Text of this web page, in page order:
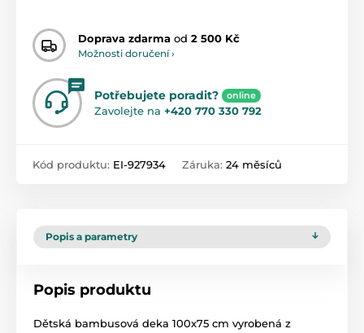
Doprava zdarma od 2 500 Kč
Možnosti doručení ›
Potřebujete poradit? online
Zavolejte na +420 770 330 792
Kód produktu: EI-927934 Záruka: 24 měsíců
Popis a parametry
Popis produktu
Dětská bambusová deka 100x75 cm vyrobená z